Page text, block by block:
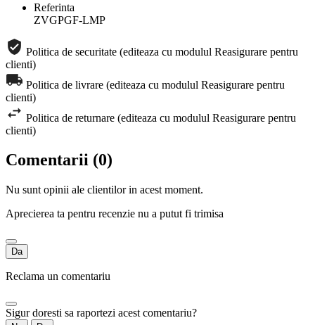
Referinta
ZVGPGF-LMP
Politica de securitate (editeaza cu modulul Reasigurare pentru
clienti)
Politica de livrare (editeaza cu modulul Reasigurare pentru
clienti)
Politica de returnare (editeaza cu modulul Reasigurare pentru
clienti)
Comentarii (0)
Nu sunt opinii ale clientilor in acest moment.
Aprecierea ta pentru recenzie nu a putut fi trimisa
Da
Reclama un comentariu
Sigur doresti sa raportezi acest comentariu?